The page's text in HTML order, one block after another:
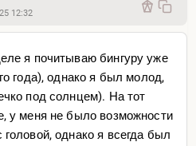
12:32
я почитываю бингуру уже
года), однако я был молод,
под солнцем). На тот
у меня не было возможности
однако я всегда был